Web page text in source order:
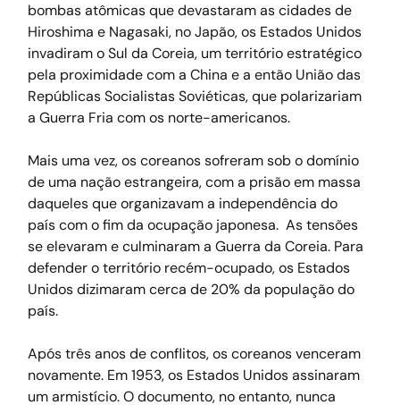
bombas atômicas que devastaram as cidades de
Hiroshima e Nagasaki, no Japão, os Estados Unidos
invadiram o Sul da Coreia, um território estratégico
pela proximidade com a China e a então União das
Repúblicas Socialistas Soviéticas, que polarizariam
a Guerra Fria com os norte-americanos.
Mais uma vez, os coreanos sofreram sob o domínio
de uma nação estrangeira, com a prisão em massa
daqueles que organizavam a independência do
país com o fim da ocupação japonesa.  As tensões
se elevaram e culminaram a Guerra da Coreia. Para
defender o território recém-ocupado, os Estados
Unidos dizimaram cerca de 20% da população do
país.
Após três anos de conflitos, os coreanos venceram
novamente. Em 1953, os Estados Unidos assinaram
um armistício. O documento, no entanto, nunca